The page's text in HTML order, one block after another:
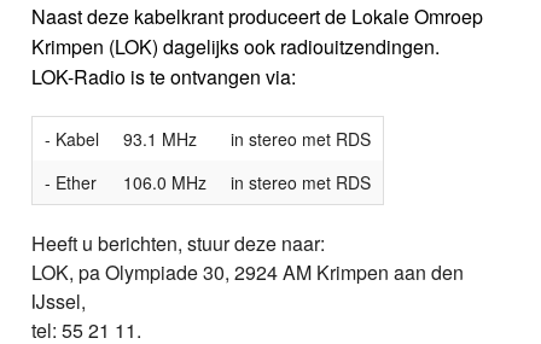
Naast deze kabelkrant produceert de Lokale Omroep
Krimpen (LOK) dagelijks ook radiouitzendingen.
LOK-Radio is te ontvangen via:
- Kabel 93.1 MHz
in stereo met RDS
- Ether
106.0 MHz in stereo met RDS
Heeft u berichten, stuur deze naar:
LOK, pa Olympiade 30, 2924 AM Krimpen aan den
IJssel,
tel: 55 21 11.